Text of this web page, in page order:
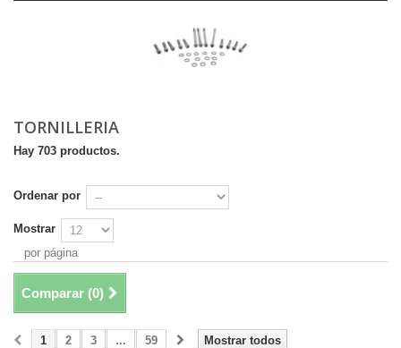
TORNILLERIA
Hay 703 productos.
Ordenar por
Mostrar
por página
Comparar (0)
Mostrar todos
1 2 3 ... 59